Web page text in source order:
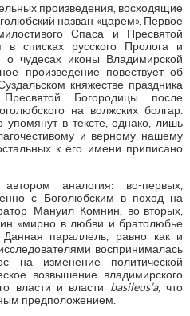
произведения, восходящие
назван «царем». Первое
Спаса и Пресвятой
в списках русского Пролога и
о чудесах иконы Владимирской
произведение повествует об
княжестве праздника
Богородицы после
на волжских болгар.
в тексте, однако, лишь
и верному нашему
к его имени приписано
аналогия: во-первых,
с Боголюбским в поход на
Мануил Комнин, во-вторых,
«мирно в любви и братолюбье
параллель, равно как и
воспринималась
на изменение политической
возвышение владимирского
власти и власти basileus’a,что
предположением.